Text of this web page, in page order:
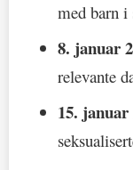
med barn i
8. januar
relevante
15. januar